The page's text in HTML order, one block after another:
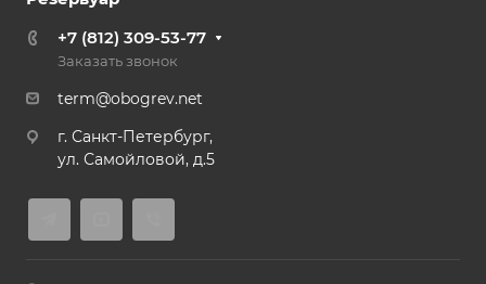
+7 (812) 309-53-77
Заказать звонок
term@obogrev.net
г. Санкт-Петербург,
ул. Самойловой, д.5